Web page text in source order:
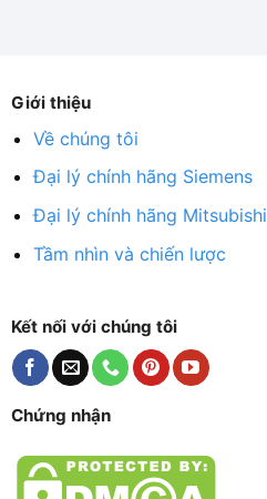
Giới thiệu
Về chúng tôi
Đại lý chính hãng Siemens
Đại lý chính hãng Mitsubishi
Tầm nhìn và chiến lược
Kết nối với chúng tôi
Chứng nhận